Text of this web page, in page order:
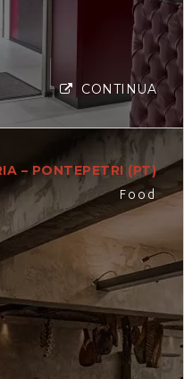
CONTINUA
– PONTEPETRI (PT)
Food